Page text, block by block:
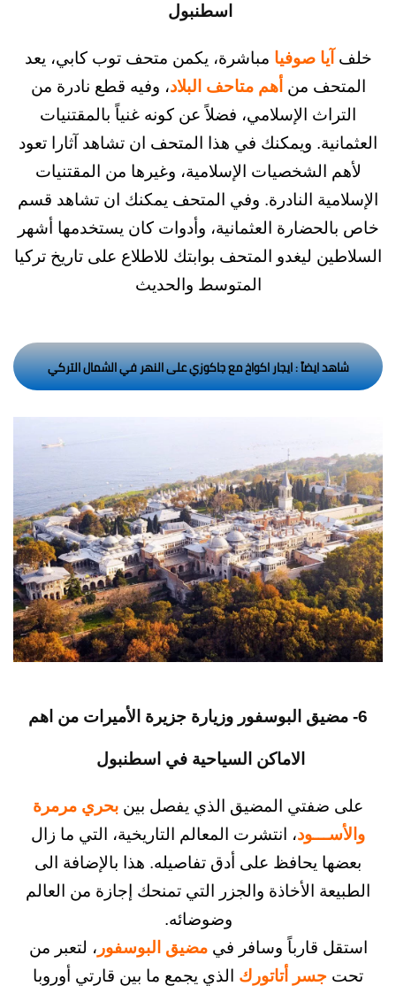
اسطنبول
صوفيا مباشرة، يكمن متحف توب كابي، يعد
منأهم متاحف البلاد، وفيه قطع نادرة من
الإسلامي، فضلاً عن كونه غنياً بالمقتنيات
ويمكنك في هذا المتحف ان تشاهد آثارا تعود
الشخصيات الإسلامية، وغيرها من المقتنيات
النادرة. وفي المتحف يمكنك ان تشاهد قسم
العثمانية، وأدوات كان يستخدمها أشهر
ليغدو المتحف بوابتك للاطلاع على تاريخ تركيا
المتوسط والحديث
ايضاً : ايجار اكواخ مع جاكوزي على النهر في الشمال التركي
البوسفور وزيارة جزيرة الأميرات من اهم
الاماكن السياحية في اسطنبول
ضفتي المضيق الذي يفصل بينبحري مرمرة
، انتشرت المعالم التاريخية، التي ما زال
يحافظ على أدق تفاصيله. هذا بالإضافة الى
الأخاذة والجزر التي تمنحك إجازة من العالم
وضوضائه.
قارباً وسافر فيمضيق البوسفور ، لتعبر من
جسر أتاتورك الذي يجمع ما بين قارتي أوروبا